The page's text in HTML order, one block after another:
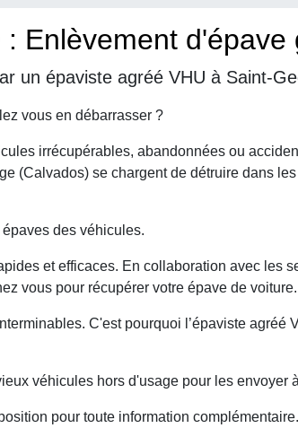
Enlèvement d'épave
un épaviste agréé VHU à Saint-
vous en débarrasser ?
irrécupérables, abandonnées ou
(Calvados) se chargent de détruire dans
des véhicules.
et efficaces. En collaboration avec les
vous pour récupérer votre épave de voiture.
C'est pourquoi l’épaviste agréé
véhicules hors d'usage pour les envoyer
pour toute information complémentaire.